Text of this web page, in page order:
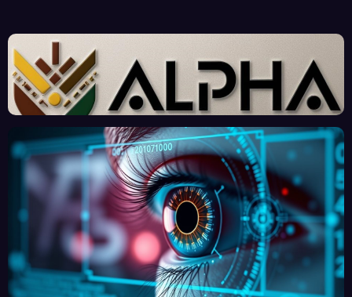
sante
des
« Tra
vaille
urs
Clic »
en
Afriq
ue
ées :
Nouv
eau
Front
contr
e le
Palud
isme
en
Afriq
ue
Afric
ains :
Enjeu
x et
Prom
esses
, au-
delà
de
Bang
ui
d’Ex
perts
Redé
finiss
ent
l’Effi
cacit
é de
l’IA